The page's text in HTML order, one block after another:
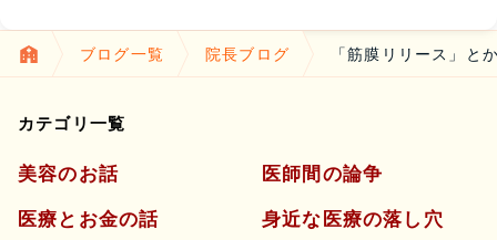
ブログ一覧 院長ブログ 「筋膜リリース」
カテゴリ一覧
美容のお話
医療とお金の話
医師間の論争
身近な医療の落し穴